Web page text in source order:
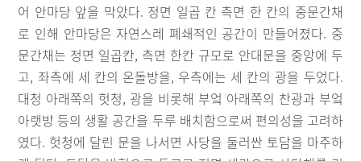
어 안마당 앞을 막았다. 정면 일곱 칸 측면 한 칸의 중문간채
로 인해 안마당은 자연스레 폐쇄적인 공간이 만들어졌다. 중
문간채는 정면 일곱칸, 측면 한칸 규모로 안대문을 중앙에 두
고, 좌측에 세 칸의 온돌방을, 우측에는 세 칸의 광을 두었다.
대청 아래쪽의 헛청, 광을 비롯해 부엌 아래쪽의 찬광과 부엌
아랫방 등의 생활 공간을 두루 배치함으로써 편의성을 고려하
였다. 헛청에 달린 문을 나서면 사당을 둘러싼 토담을 마주하